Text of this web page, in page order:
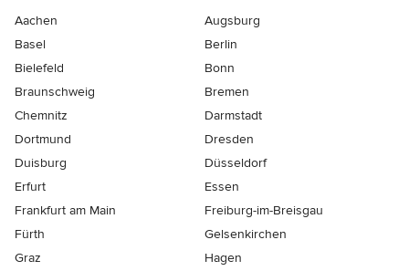
Aachen
Augsburg
Basel
Berlin
Bielefeld
Bonn
Braunschweig
Bremen
Chemnitz
Darmstadt
Dortmund
Dresden
Duisburg
Düsseldorf
Erfurt
Essen
Frankfurt am Main
Freiburg-im-Breisgau
Fürth
Gelsenkirchen
Graz
Hagen